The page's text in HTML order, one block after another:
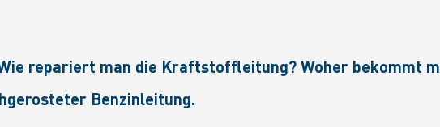
repariert man die Kraftstoffleitung? Woher bekommt
Benzinleitung.